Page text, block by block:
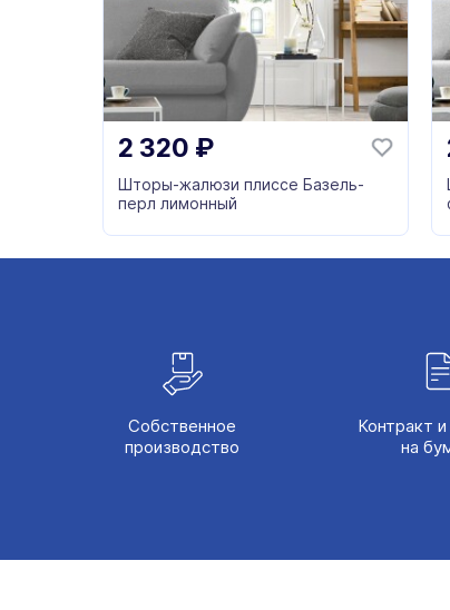
2 320 ₽
Шторы-жалюзи плиссе Базель-
перл лимонный
Собственное
производство
Контракт
на